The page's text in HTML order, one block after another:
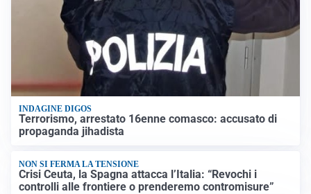
INDAGINE DIGOS
Terrorismo, arrestato 16enne comasco: accusato di
propaganda jihadista
NON SI FERMA LA TENSIONE
Crisi Ceuta, la Spagna attacca l’Italia: “Revochi i
controlli alle frontiere o prenderemo contromisure”